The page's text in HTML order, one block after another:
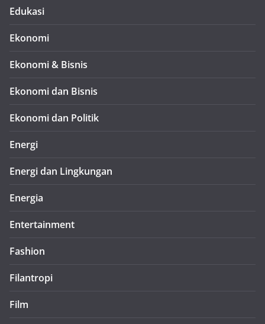
Edukasi
Ekonomi
Ekonomi & Bisnis
Ekonomi dan Bisnis
Ekonomi dan Politik
Energi
Energi dan Lingkungan
Energia
Entertainment
Fashion
Filantropi
Film